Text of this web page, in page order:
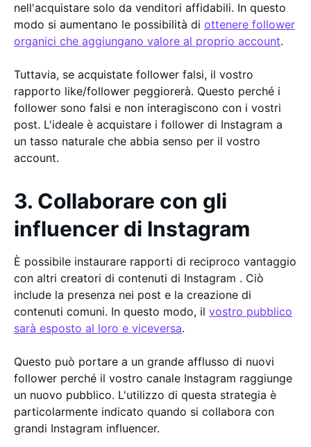
nell'acquistare solo da venditori affidabili. In questo
modo si aumentano le possibilità di ottenere follower
organici che aggiungano valore al proprio account.
Tuttavia, se acquistate follower falsi, il vostro
rapporto like/follower peggiorerà. Questo perché i
follower sono falsi e non interagiscono con i vostri
post. L'ideale è acquistare i follower di Instagram a
un tasso naturale che abbia senso per il vostro
account.
3. Collaborare con gli
influencer di Instagram
È possibile instaurare rapporti di reciproco vantaggio
con altri creatori di contenuti di Instagram . Ciò
include la presenza nei post e la creazione di
contenuti comuni. In questo modo, il vostro pubblico
sarà esposto al loro e viceversa.
Questo può portare a un grande afflusso di nuovi
follower perché il vostro canale Instagram raggiunge
un nuovo pubblico. L'utilizzo di questa strategia è
particolarmente indicato quando si collabora con
grandi Instagram influencer.